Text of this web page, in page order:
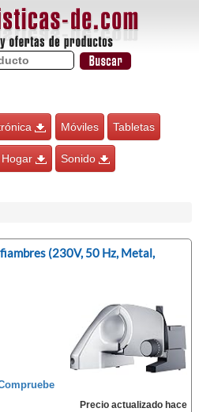
Móviles Tabletas
Hogar Sonido
(230V, 50 Hz, Metal,
Precio actualizado hace